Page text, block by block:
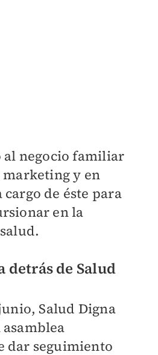
al negocio familiar
marketing y en
cargo de éste para
en la
detrás de Salud
Salud Digna
dar seguimiento